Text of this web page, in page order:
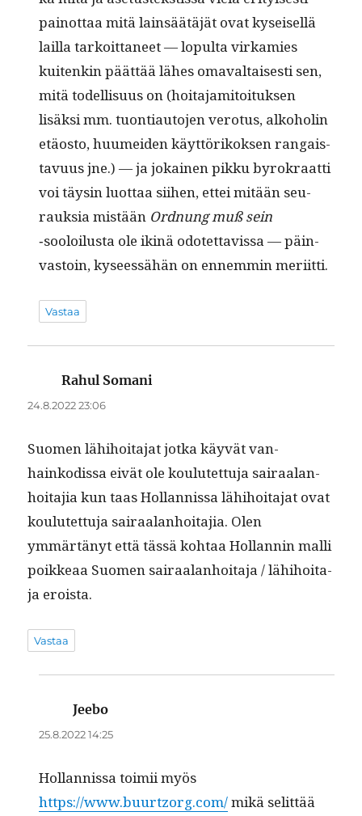
pain­ot­taa mitä lain­säätäjät ovat kyseisel­lä
lail­la tarkoit­ta­neet — lop­ul­ta virkamies
kuitenkin päät­tää läh­es omaval­tais­es­ti sen,
mitä todel­lisu­us on (hoita­jami­toituk­sen
lisäk­si mm. tuon­ti­au­to­jen vero­tus, alko­holin
etäos­to, huumei­den käyt­törikok­sen ran­gais­
tavu­us jne.) — ja jokainen pikku byrokraat­ti
voi täysin luot­taa siihen, ettei mitään seu­
rauk­sia mis­tään Ord­nung muß sein
‑sooloilus­ta ole ikinä odotet­tavis­sa — päin­
vas­toin, kyseessähän on ennem­min meriitti.
Vastaa
Rahul Somani
24.8.2022 23:06
Suomen lähi­hoita­jat jot­ka käyvät van­
hainkodis­sa eivät ole koulutet­tu­ja sairaalan­
hoita­jia kun taas Hol­lan­nis­sa lähi­hoita­jat ovat
koulutet­tu­ja sairaalan­hoita­jia. Olen
ymmärtänyt että tässä kohtaa Hol­lan­nin malli
poikkeaa Suomen sairaalan­hoita­ja / lähi­hoita­
ja eroista.
Vastaa
Jeebo
25.8.2022 14:25
Hol­lan­nis­sa toimii myös
https://www.buurtzorg.com/mikä selit­tää